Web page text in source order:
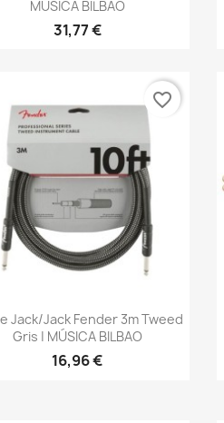
MÚSICA BILBAO
31,77 €
Vista rápida
Jack/jack Fender 3m Tweed
Gris | MÚSICA BILBAO
16,96 €
favorite_border